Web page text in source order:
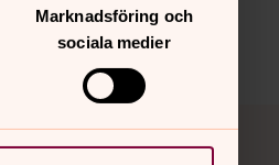
Marknadsföring och
sociala medier